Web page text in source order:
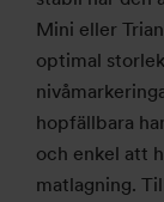
Mini eller
optimal
hopfällbara
och enkel att
matlagning. T